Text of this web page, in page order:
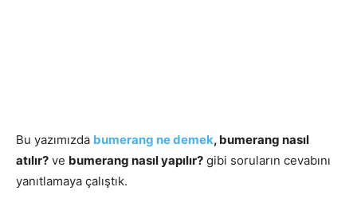
Bu yazımızda bumerang ne demek, bumerang nasıl
atılır? ve bumerang nasıl yapılır? gibi soruların cevabını
yanıtlamaya çalıştık.